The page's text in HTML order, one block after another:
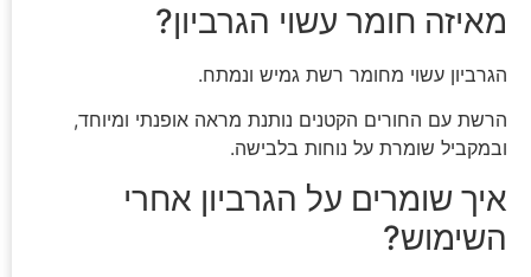
מאיזה חומר עשוי הגרביון?
הגרביון עשוי מחומר רשת גמיש ונמתח.
הרשת עם החורים הקטנים נותנת מראה אופנתי ומיוחד,
ובמקביל שומרת על נוחות בלבישה.
איך שומרים על הגרביון אחרי
השימוש?